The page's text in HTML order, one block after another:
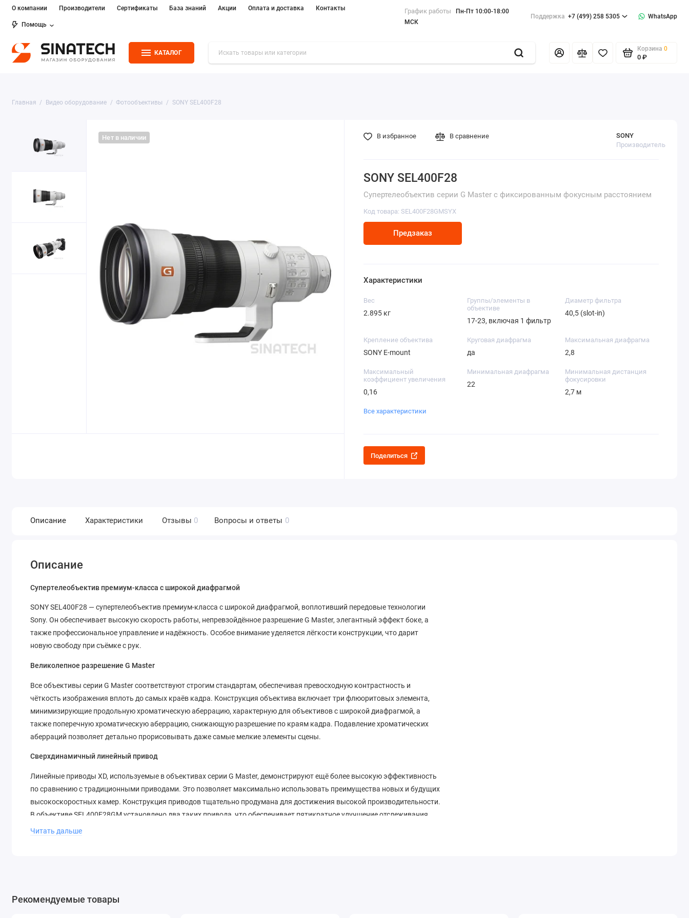
О компании Производители Сертификаты База знаний Акции Оплата и доставка Контакты
Помощь
График работы
Пн-Пт 10:00-18:00
МСК
Поддержка +7 (499) 258 5305 WhatsApp
КАТАЛОГ
Корзина 0
0 ₽
Главная Видео оборудование Фотообъективы SONY SEL400F28
Нет в наличии
SONY SEL400F28
Супертелеобъектив серии G Master с фиксированным фокусным расстоянием
Код товара: SEL400F28GMSYX
SONY
Производитель
Предзаказ
В избранное В сравнение
Характеристики
Вес
2.895 кг
Группы/элементы в
объективе
17-23, включая 1 фильтр
Диаметр фильтра
40,5 (slot-in)
Крепление объектива
SONY E-mount
Круговая диафрагма
да
Максимальная диафрагма
2,8
Максимальный
коэффициент увеличения
0,16
Минимальная диафрагма
22
Минимальная дистанция
фокусировки
2,7 м
Все характеристики
Поделиться
Описание Характеристики Отзывы 0 Вопросы и ответы 0
Описание
Cупертелеобъектив премиум-класса с широкой диафрагмой
SONY SEL400F28 — супертелеобъектив премиум-класса с широкой диафрагмой, воплотивший передовые технологии
Sony. Он обеспечивает высокую скорость работы, непревзойдённое разрешение G Master, элегантный эффект боке, а
также профессиональное управление и надёжность. Особое внимание уделяется лёгкости конструкции, что дарит
новую свободу при съёмке с рук.
Великолепное разрешение G Master
Все объективы серии G Master соответствуют строгим стандартам, обеспечивая превосходную контрастность и
чёткость изображения вплоть до самых краёв кадра. Конструкция объектива включает три флюоритовых элемента,
минимизирующие продольную хроматическую аберрацию, характерную для объективов с широкой диафрагмой, а
также поперечную хроматическую аберрацию, снижающую разрешение по краям кадра. Подавление хроматических
аберраций позволяет детально прорисовывать даже самые мелкие элементы сцены.
Сверхдинамичный линейный привод
Линейные приводы XD, используемые в объективах серии G Master, демонстрируют ещё более высокую эффективность
по сравнению с традиционными приводами. Это позволяет максимально использовать преимущества новых и будущих
высокоскоростных камер. Конструкция приводов тщательно продумана для достижения высокой производительности.
В объективе SEL400F28GM установлено два таких привода, что обеспечивает пятикратное улучшение отслеживания
движущихся объектов. Это значит, что даже при съёмке дикой природы и самых динамичных видов спорта можно
проверку и настройку на заводе, что гарантирует наилучшее качество боке. Механизм циркулярной диафрагмы с 11
Читать дальше
Рекомендуемые товары